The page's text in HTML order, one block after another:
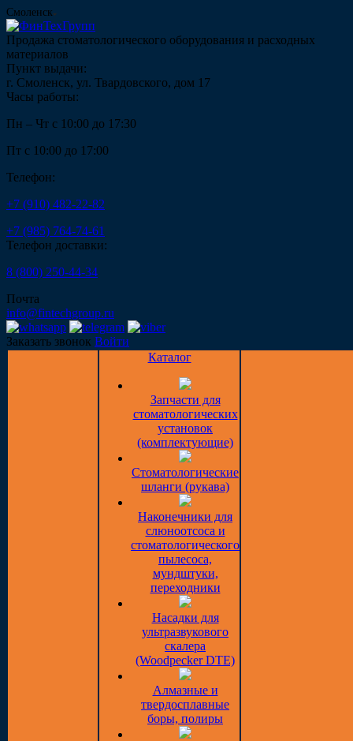
Смоленск
Продажа стоматологического оборудования и расходных
материалов
Пункт выдачи:
г. Смоленск, ул. Твардовского, дом 17
Часы работы:
Пн – Чт с 10:00 до 17:30
Пт с 10:00 до 17:00
Телефон:
+7 (910) 482-22-82
+7 (985) 764-74-61
Телефон доставки:
8 (800) 250-44-34
Почта
info@fintechgroup.ru
Заказать звонок Войти
Каталог
Запчасти для
стоматологических
установок
(комплектующие)
Стоматологические
шланги (рукава)
Наконечники для
слюноотсоса и
стоматологического
пылесоса,
мундштуки,
переходники
Насадки для
ультразвукового
скалера
(Woodpecker DTE)
Алмазные и
твердосплавные
боры, полиры